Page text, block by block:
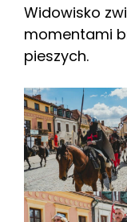
Widowisko
momentami
pieszych.